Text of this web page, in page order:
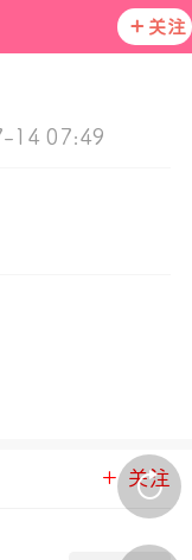
关注
14 07:49
关注